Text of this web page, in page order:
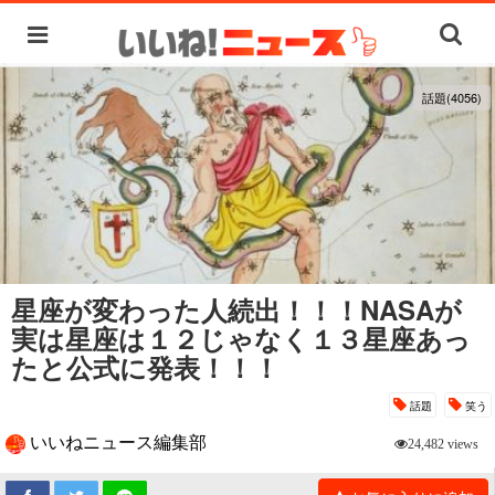
話題(4056)
星座が変わった人続出！！！NASAが
実は星座は１２じゃなく１３星座あっ
たと公式に発表！！！
話題 笑う
いいねニュース編集部 24,482 views